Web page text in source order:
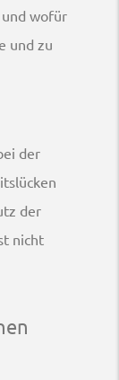
wofür
und zu
der
der
nicht